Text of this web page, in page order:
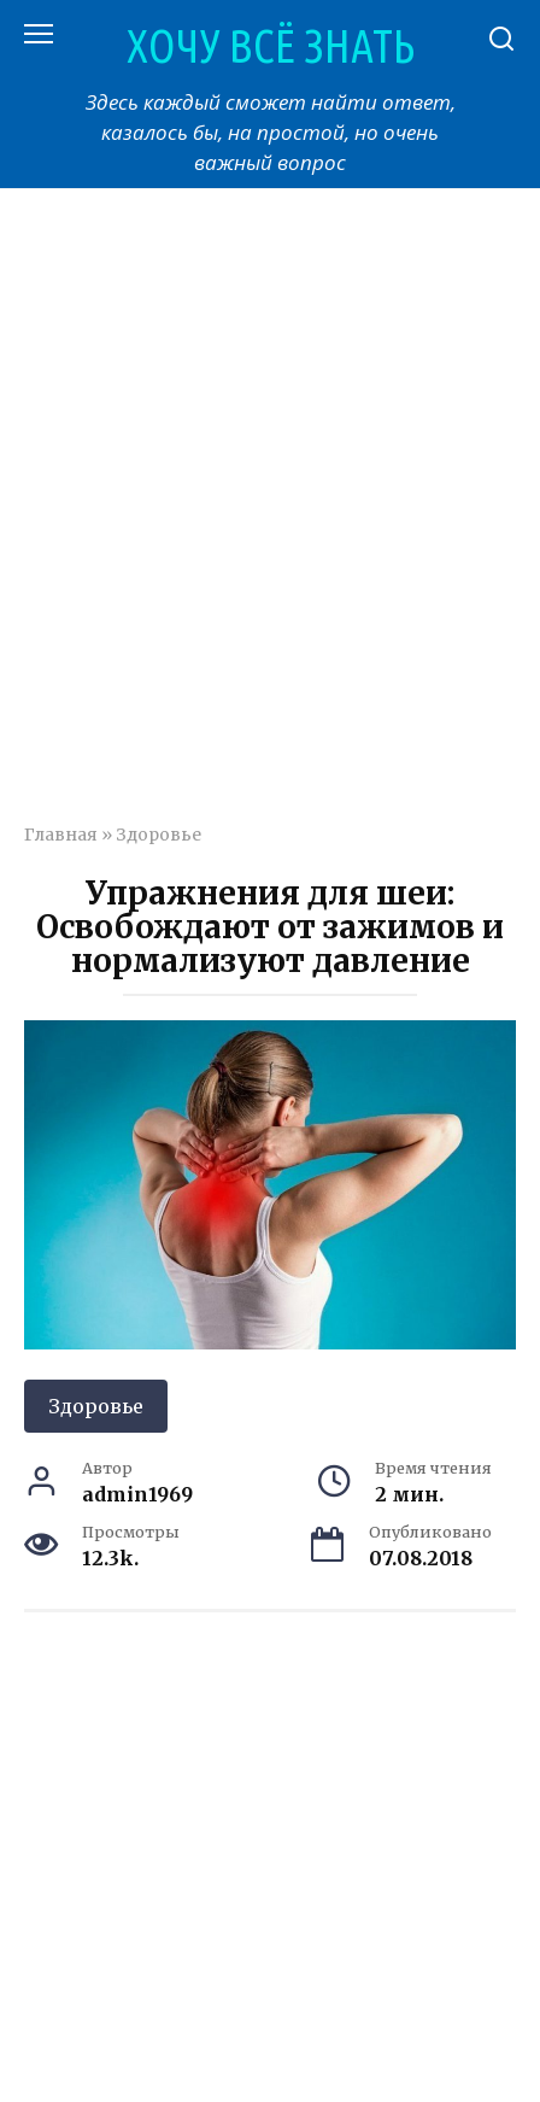
ХОЧУ ВСЁ ЗНАТЬ
Здесь каждый сможет найти ответ,
казалось бы, на простой, но очень
важный вопрос
Главная » Здоровье
Упражнения для шеи:
Освобождают от зажимов и
нормализуют давление
Здоровье
Автор
admin1969
Время чтения
2 мин.
Просмотры
12.3k.
Опубликовано
07.08.2018